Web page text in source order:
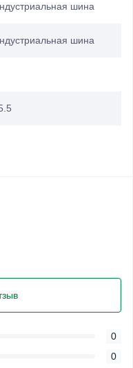
шина
шина
0
0